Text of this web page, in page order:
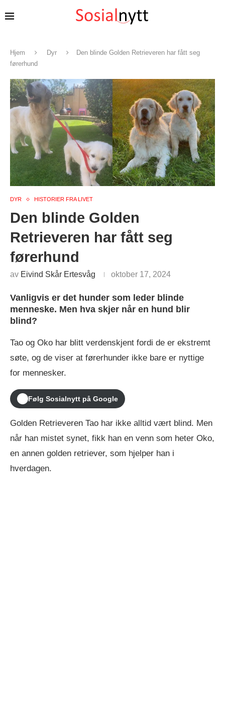
Hjem Dyr
Den blinde Golden Retrieveren har fått seg
førerhund
DYR HISTORIER FRA LIVET
Den blinde Golden
Retrieveren har fått seg
førerhund
av Eivind Skår Ertesvåg oktober 17, 2024
Vanligvis er det hunder som leder blinde
menneske. Men hva skjer når en hund blir
blind?
Tao og Oko har blitt verdenskjent fordi de er ekstremt
søte, og de viser at førerhunder ikke bare er nyttige
for mennesker.
Følg Sosialnytt på Google
Golden Retrieveren Tao har ikke alltid vært blind. Men
når han mistet synet, fikk han en venn som heter Oko,
en annen golden retriever, som hjelper han i
hverdagen.